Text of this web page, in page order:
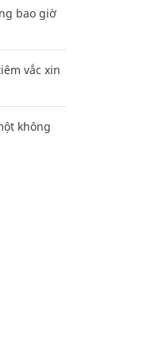
bao giờ
vắc xin
không